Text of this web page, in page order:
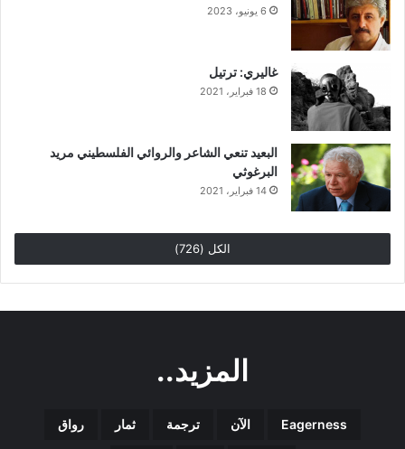
6 يونيو، 2023
غاليري: ترتيل
18 فبراير، 2021
البعيد تنعي الشاعر والروائي الفلسطيني مريد
البرغوثي
14 فبراير، 2021
الكل (726)
المزيد..
Eagerness الآن ترجمة ثمار رواق